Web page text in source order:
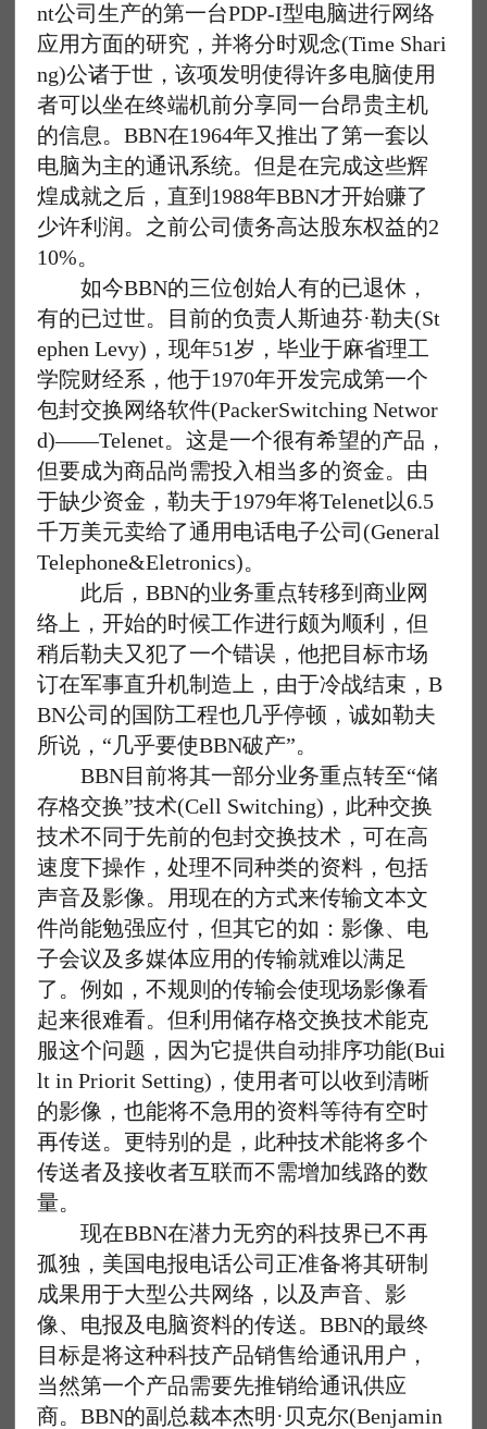
nt公司生产的第一台PDP-I型电脑进行网络
应用方面的研究，并将分时观念(Time Shari
ng)公诸于世，该项发明使得许多电脑使用
者可以坐在终端机前分享同一台昂贵主机
的信息。BBN在1964年又推出了第一套以
电脑为主的通讯系统。但是在完成这些辉
煌成就之后，直到1988年BBN才开始赚了
少许利润。之前公司债务高达股东权益的2
10%。
如今BBN的三位创始人有的已退休，
有的已过世。目前的负责人斯迪芬·勒夫(St
ephen Levy)，现年51岁，毕业于麻省理工
学院财经系，他于1970年开发完成第一个
包封交换网络软件(PackerSwitching Networ
d)——Telenet。这是一个很有希望的产品，
但要成为商品尚需投入相当多的资金。由
于缺少资金，勒夫于1979年将Telenet以6.5
千万美元卖给了通用电话电子公司(General
Telephone&Eletronics)。
此后，BBN的业务重点转移到商业网
络上，开始的时候工作进行颇为顺利，但
稍后勒夫又犯了一个错误，他把目标市场
订在军事直升机制造上，由于冷战结束，B
BN公司的国防工程也几乎停顿，诚如勒夫
所说，“几乎要使BBN破产”。
BBN目前将其一部分业务重点转至“储
存格交换”技术(Cell Switching)，此种交换
技术不同于先前的包封交换技术，可在高
速度下操作，处理不同种类的资料，包括
声音及影像。用现在的方式来传输文本文
件尚能勉强应付，但其它的如：影像、电
子会议及多媒体应用的传输就难以满足
了。例如，不规则的传输会使现场影像看
起来很难看。但利用储存格交换技术能克
服这个问题，因为它提供自动排序功能(Bui
lt in Priorit Setting)，使用者可以收到清晰
的影像，也能将不急用的资料等待有空时
再传送。更特别的是，此种技术能将多个
传送者及接收者互联而不需增加线路的数
量。
现在BBN在潜力无穷的科技界已不再
孤独，美国电报电话公司正准备将其研制
成果用于大型公共网络，以及声音、影
像、电报及电脑资料的传送。BBN的最终
目标是将这种科技产品销售给通讯用户，
当然第一个产品需要先推销给通讯供应
商。BBN的副总裁本杰明·贝克尔(Benjamin